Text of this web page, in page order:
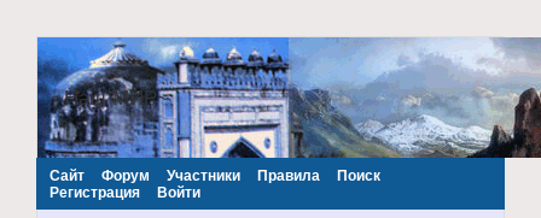
~Наш МИР~
Сайт Форум Участники Правила
Поиск
Регистрация
Войти